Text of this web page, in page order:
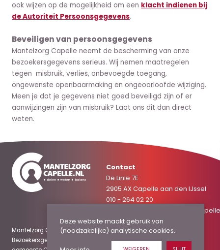
ook wijzen op de mogelijkheid om een klacht indienen bij
de Autoriteit Persoonsgegevens.
Beveiligen van persoonsgegevens
Mantelzorg Capelle neemt de bescherming van onze
bezoekersgegevens serieus. Wij nemen maatregelen
tegen misbruik, verlies, onbevoegde toegang,
ongewenste openbaarmaking en ongeoorloofde wijziging.
Meen je dat je gegevens niet goed beveiligd zijn of er
aanwijzingen zijn van misbruik? Laat ons dit dan direct
weten.
Contact
De Linie 7E
2905 AX Capelle aan den IJssel
010 - 264 02 20
Mantelzorg Capelle is onderdeel van Welzijn Capelle.
Bezoekersgegevens delen wij alleen mét toestemming met de
Deze website maakt gebruik van
(noodzakelijke) analytische cookies.